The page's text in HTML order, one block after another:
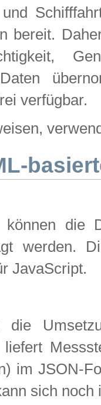
bereit.
verfügbar.
können die
werden.
JavaScript.
die
im JSON-
sich noch